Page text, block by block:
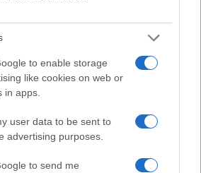
to enable storage
like cookies on web or
in apps.
user data to be sent to
advertising purposes.
to send me
σε όλους